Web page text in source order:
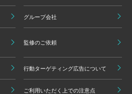
グループ会社
監修のご依頼
行動ターゲティング広告について
ご利用いただく上での注意点